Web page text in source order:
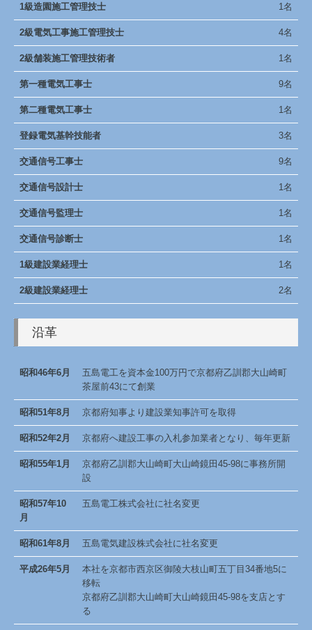
1級造園施工管理技士 1名
2級電気工事施工管理技士 4名
2級舗装施工管理技術者 1名
第一種電気工事士 9名
第二種電気工事士 1名
登録電気基幹技能者 3名
交通信号工事士 9名
交通信号設計士 1名
交通信号監理士 1名
交通信号診断士 1名
1級建設業経理士 1名
2級建設業経理士 2名
沿革
昭和46年6月
五島電工を資本金100万円で京都府乙訓郡大山崎町
茶屋前43にて創業
昭和51年8月 京都府知事より建設業知事許可を取得
昭和52年2月 京都府へ建設工事の入札参加業者となり、毎年更新
昭和55年1月
京都府乙訓郡大山崎町大山崎鏡田45-98に事務所開
設
昭和57年10
月
五島電工株式会社に社名変更
昭和61年8月 五島電気建設株式会社に社名変更
平成26年5月
本社を京都市西京区御陵大枝山町五丁目34番地5に
移転
京都府乙訓郡大山崎町大山崎鏡田45-98を支店とす
る